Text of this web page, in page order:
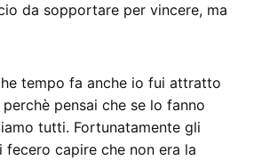
da sopportare per vincere, ma
tempo fa anche io fui attratto
pensai che se lo fanno
tutti. Fortunatamente gli
fecero capire che non era la